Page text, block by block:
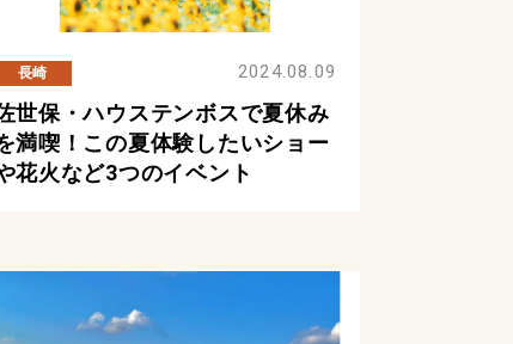
長崎 2024.08.09
世保・ハウステンボスで夏休み
満喫！この夏体験したいショー
花火など3つのイベント